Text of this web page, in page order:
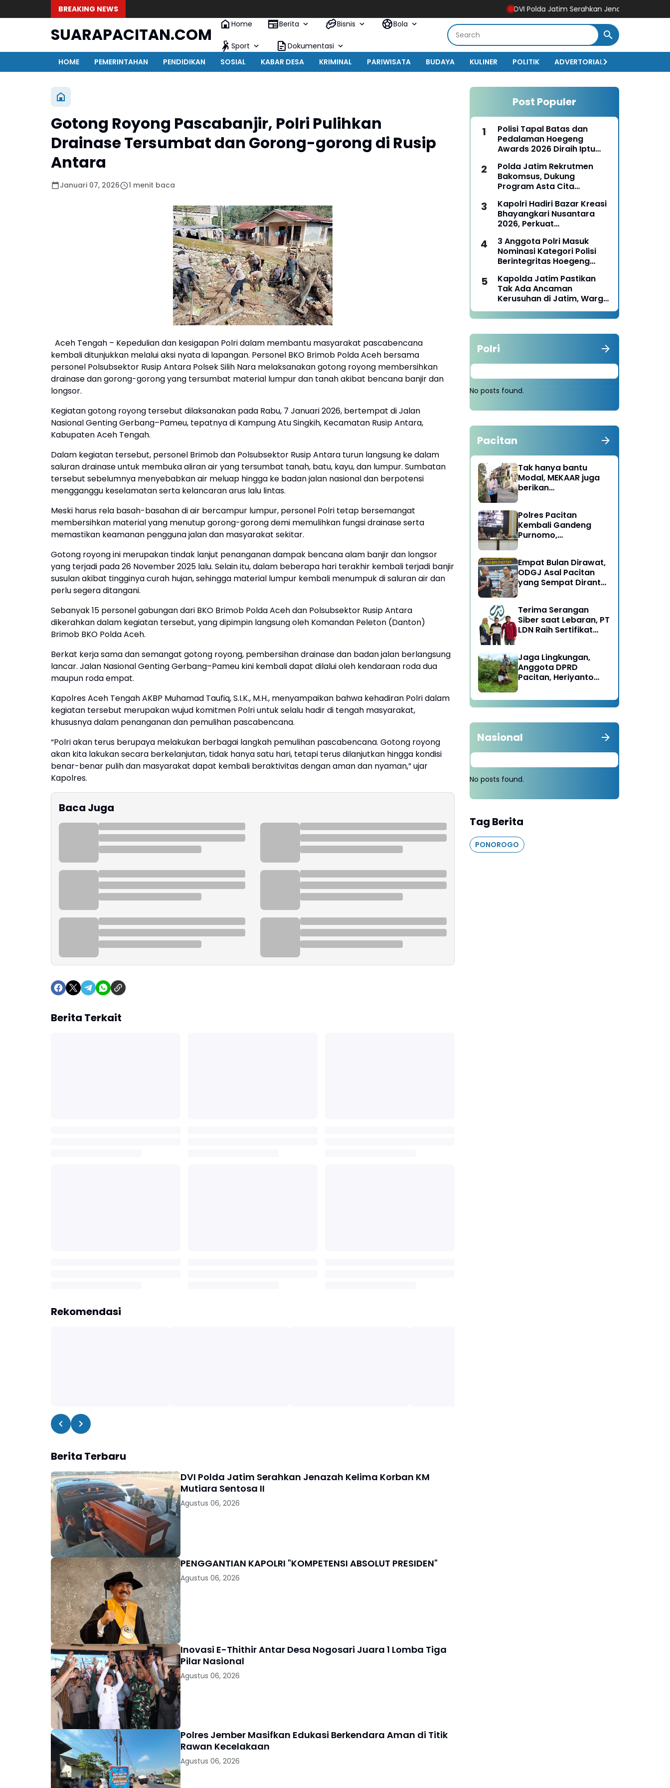
BREAKING NEWS DVI Polda Jatim Serahkan Jenazah Kelima Korban KM
SUARAPACITAN.COM
Home Berita Bisnis Bola
Sport
Dokumentasi
HOME
PEMERINTAHAN PENDIDIKAN SOSIAL KABAR DESA KRIMINAL PARIWISATA BUDAYA KULINER POLITIK ADVERTORIAL
Gotong Royong Pascabanjir, Polri Pulihkan
Drainase Tersumbat dan Gorong-gorong di Rusip
Antara
Januari 07, 2026 1 menit baca
Aceh Tengah – Kepedulian dan kesigapan Polri dalam membantu masyarakat pascabencana
kembali ditunjukkan melalui aksi nyata di lapangan. Personel BKO Brimob Polda Aceh bersama
personel Polsubsektor Rusip Antara Polsek Silih Nara melaksanakan gotong royong membersihkan
drainase dan gorong-gorong yang tersumbat material lumpur dan tanah akibat bencana banjir dan
longsor.
Kegiatan gotong royong tersebut dilaksanakan pada Rabu, 7 Januari 2026, bertempat di Jalan
Nasional Genting Gerbang–Pameu, tepatnya di Kampung Atu Singkih, Kecamatan Rusip Antara,
Kabupaten Aceh Tengah.
Dalam kegiatan tersebut, personel Brimob dan Polsubsektor Rusip Antara turun langsung ke dalam
saluran drainase untuk membuka aliran air yang tersumbat tanah, batu, kayu, dan lumpur. Sumbatan
tersebut sebelumnya menyebabkan air meluap hingga ke badan jalan nasional dan berpotensi
mengganggu keselamatan serta kelancaran arus lalu lintas.
Meski harus rela basah-basahan di air bercampur lumpur, personel Polri tetap bersemangat
membersihkan material yang menutup gorong-gorong demi memulihkan fungsi drainase serta
memastikan keamanan pengguna jalan dan masyarakat sekitar.
Gotong royong ini merupakan tindak lanjut penanganan dampak bencana alam banjir dan longsor
yang terjadi pada 26 November 2025 lalu. Selain itu, dalam beberapa hari terakhir kembali terjadi banjir
susulan akibat tingginya curah hujan, sehingga material lumpur kembali menumpuk di saluran air dan
perlu segera ditangani.
Sebanyak 15 personel gabungan dari BKO Brimob Polda Aceh dan Polsubsektor Rusip Antara
dikerahkan dalam kegiatan tersebut, yang dipimpin langsung oleh Komandan Peleton (Danton)
Brimob BKO Polda Aceh.
Berkat kerja sama dan semangat gotong royong, pembersihan drainase dan badan jalan berlangsung
lancar. Jalan Nasional Genting Gerbang–Pameu kini kembali dapat dilalui oleh kendaraan roda dua
maupun roda empat.
Kapolres Aceh Tengah AKBP Muhamad Taufiq, S.I.K., M.H., menyampaikan bahwa kehadiran Polri dalam
kegiatan tersebut merupakan wujud komitmen Polri untuk selalu hadir di tengah masyarakat,
khususnya dalam penanganan dan pemulihan pascabencana.
“Polri akan terus berupaya melakukan berbagai langkah pemulihan pascabencana. Gotong royong
akan kita lakukan secara berkelanjutan, tidak hanya satu hari, tetapi terus dilanjutkan hingga kondisi
benar-benar pulih dan masyarakat dapat kembali beraktivitas dengan aman dan nyaman,” ujar
Kapolres.
Baca Juga
Berita Terkait
Rekomendasi
Berita Terbaru
DVI Polda Jatim Serahkan Jenazah Kelima Korban KM
Mutiara Sentosa II
Agustus 06, 2026
PENGGANTIAN KAPOLRI "KOMPETENSI ABSOLUT PRESIDEN"
Agustus 06, 2026
Inovasi E-Thithir Antar Desa Nogosari Juara 1 Lomba Tiga
Pilar Nasional
Agustus 06, 2026
Polres Jember Masifkan Edukasi Berkendara Aman di Titik
Rawan Kecelakaan
Agustus 06, 2026
Post Populer
Polisi Tapal Batas dan
Pedalaman Hoegeng
Awards 2026 Diraih Iptu
Pengabdian Humanis di
Nduga
Polda Jatim Rekrutmen
Bakomsus, Dukung
Program Asta Cita
Kapolri Hadiri Bazar Kreasi
Bhayangkari Nusantara
2026, Perkuat
Budaya Lokal
3 Anggota Polri Masuk
Nominasi Kategori Polisi
Berintegritas Hoegeng
Kapolda Jatim Pastikan
Tak Ada Ancaman
Kerusuhan di Jatim, Warga
Diminta Tak Percaya Hoaks
Polri
No posts found.
Pacitan
Tak hanya bantu
Modal, MEKAAR juga
berikan
Dapur Tetap Ngebul
Polres Pacitan
Kembali Gandeng
Purnomo,
Rehabilitasi
Empat Bulan Dirawat,
ODGJ Asal Pacitan
yang Sempat Dirantai
Terima Serangan
Siber saat Lebaran, PT
LDN Raih Sertifikat
Karesidenan Madiun
Raya
Jaga Lingkungan,
Anggota DPRD
Pacitan, Heriyanto
Tebang 100 Pohon
diganti Tanam 1000
Nasional
No posts found.
Tag Berita
PONOROGO